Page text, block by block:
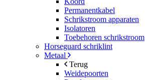
Permanentkabel
Schrikstroom apparaten
Isolatoren
Toebehoren schrikstroom
Horseguard schriklint
Metaal
Terug
Weidepoorten